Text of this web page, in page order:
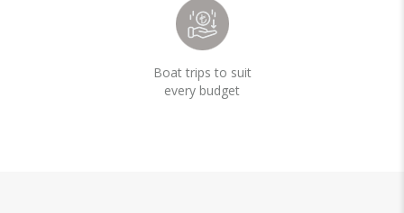
Boat trips to suit
every budget